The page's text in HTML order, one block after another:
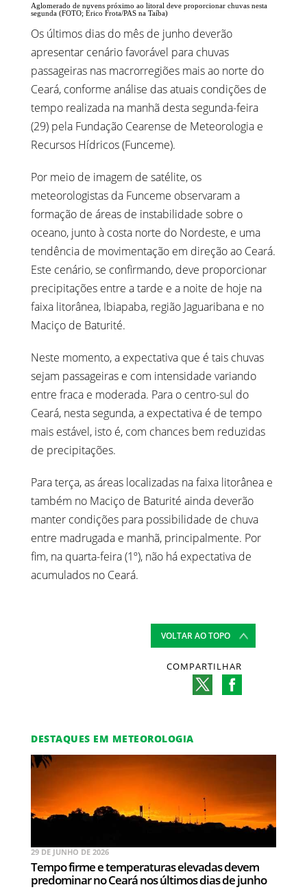
Aglomerado de nuvens próximo ao litoral deve proporcionar chuvas nesta
segunda (FOTO; Érico Frota/PAS na Taíba)
Os últimos dias do mês de junho deverão
apresentar cenário favorável para chuvas
passageiras nas macrorregiões mais ao norte do
Ceará, conforme análise das atuais condições de
tempo realizada na manhã desta segunda-feira
(29) pela Fundação Cearense de Meteorologia e
Recursos Hídricos (Funceme).
Por meio de imagem de satélite, os
meteorologistas da Funceme observaram a
formação de áreas de instabilidade sobre o
oceano, junto à costa norte do Nordeste, e uma
tendência de movimentação em direção ao Ceará.
Este cenário, se confirmando, deve proporcionar
precipitações entre a tarde e a noite de hoje na
faixa litorânea, Ibiapaba, região Jaguaribana e no
Maciço de Baturité.
Neste momento, a expectativa que é tais chuvas
sejam passageiras e com intensidade variando
entre fraca e moderada. Para o centro-sul do
Ceará, nesta segunda, a expectativa é de tempo
mais estável, isto é, com chances bem reduzidas
de precipitações.
Para terça, as áreas localizadas na faixa litorânea e
também no Maciço de Baturité ainda deverão
manter condições para possibilidade de chuva
entre madrugada e manhã, principalmente. Por
fim, na quarta-feira (1º), não há expectativa de
acumulados no Ceará.
VOLTAR AO TOPO
COMPARTILHAR
DESTAQUES EM METEOROLOGIA
29 DE JUNHO DE 2026
Tempo firme e temperaturas elevadas devem
predominar no Ceará nos últimos dias de junho